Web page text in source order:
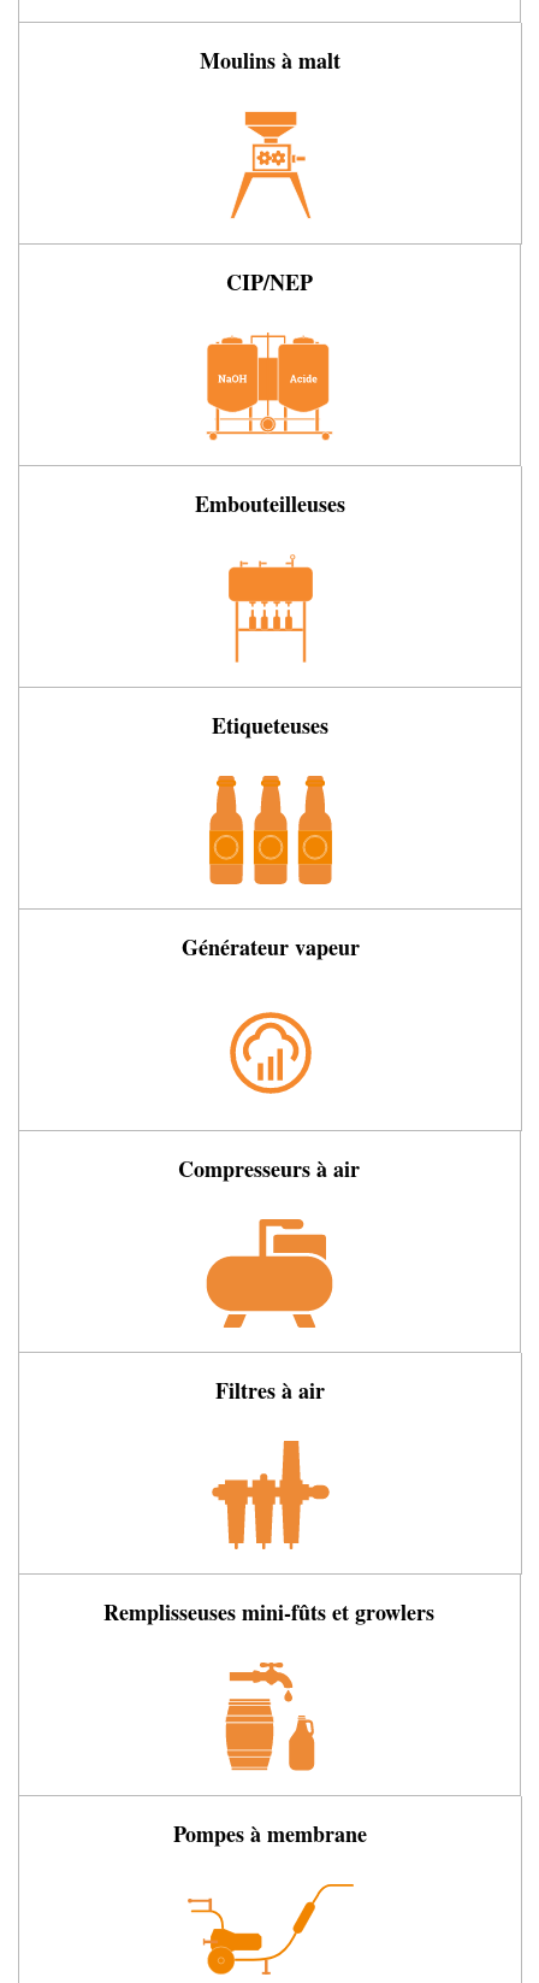
Moulins à malt
CIP/NEP
Embouteilleuses
Etiqueteuses
Générateur vapeur
Compresseurs à air
Filtres à air
Remplisseuses mini-fûts et growlers
Pompes à membrane